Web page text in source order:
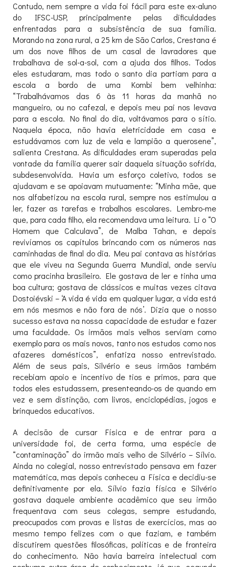
Contudo, nem sempre a vida foi fácil para este ex-aluno
do IFSC-USP, principalmente pelas dificuldades
enfrentadas para a subsistência de sua família.
Morando na zona rural, a 25 km de São Carlos, Crestana é
um dos nove filhos de um casal de lavradores que
trabalhava de sol-a-sol, com a ajuda dos filhos. Todos
eles estudaram, mas todo o santo dia partiam para a
escola a bordo de uma Kombi bem velhinha:
“Trabalhávamos das 6 às 11 horas da manhã no
mangueiro, ou no cafezal, e depois meu pai nos levava
para a escola. No final do dia, voltávamos para o sítio.
Naquela época, não havia eletricidade em casa e
estudávamos com luz de vela e lampião a querosene”,
salienta Crestana. As dificuldades eram superadas pela
vontade da família querer sair daquela situação sofrida,
subdesenvolvida. Havia um esforço coletivo, todos se
ajudavam e se apoiavam mutuamente: “Minha mãe, que
nos alfabetizou na escola rural, sempre nos estimulou a
ler, fazer as tarefas e trabalhos escolares. Lembro-me
que, para cada filho, ela recomendava uma leitura. Li o “O
Homem que Calculava”, de Malba Tahan, e depois
revivíamos os capítulos brincando com os números nas
caminhadas de final do dia. Meu pai contava as histórias
que ele viveu na Segunda Guerra Mundial, onde serviu
como pracinha brasileiro. Ele gostava de ler e tinha uma
boa cultura; gostava de clássicos e muitas vezes citava
Dostoiévski – ‘A vida é vida em qualquer lugar, a vida está
em nós mesmos e não fora de nós’. Dizia que o nosso
sucesso estava na nossa capacidade de estudar e fazer
uma faculdade. Os irmãos mais velhos serviam como
exemplo para os mais novos, tanto nos estudos como nos
afazeres domésticos”, enfatiza nosso entrevistado.
Além de seus pais, Silvério e seus irmãos também
recebiam apoio e incentivo de tios e primos, para que
todos eles estudassem, presenteando-os de quando em
vez e sem distinção, com livros, enciclopédias, jogos e
brinquedos educativos.
A decisão de cursar Física e de entrar para a
universidade foi, de certa forma, uma espécie de
“contaminação” do irmão mais velho de Silvério – Sílvio.
Ainda no colegial, nosso entrevistado pensava em fazer
matemática, mas depois conheceu a Física e decidiu-se
definitivamente por ela. Sílvio fazia física e Silvério
gostava daquele ambiente acadêmico que seu irmão
frequentava com seus colegas, sempre estudando,
preocupados com provas e listas de exercícios, mas ao
mesmo tempo felizes com o que faziam, e também
discutirem questões filosóficas, políticas e de fronteira
do conhecimento. Não havia barreira intelectual com